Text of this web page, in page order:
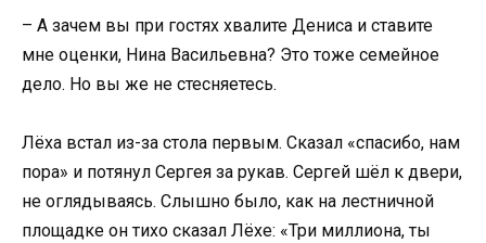
– А зачем вы при гостях хвалите Дениса и ставите
мне оценки, Нина Васильевна? Это тоже семейное
дело. Но вы же не стесняетесь.
Лёха встал из-за стола первым. Сказал «спасибо, нам
пора» и потянул Сергея за рукав. Сергей шёл к двери,
не оглядываясь. Слышно было, как на лестничной
площадке он тихо сказал Лёхе: «Три миллиона, ты